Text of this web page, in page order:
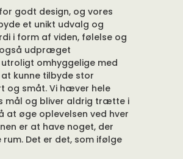
godt design, og vores
et unikt udvalg og
i form af viden, følelse og
udpræget
omhyggelige med
kunne tilbyde stor
og småt. Vi hæver hele
mål og bliver aldrig trætte i
øge oplevelsen ved hver
er at have noget, der
Det er det, som ifølge